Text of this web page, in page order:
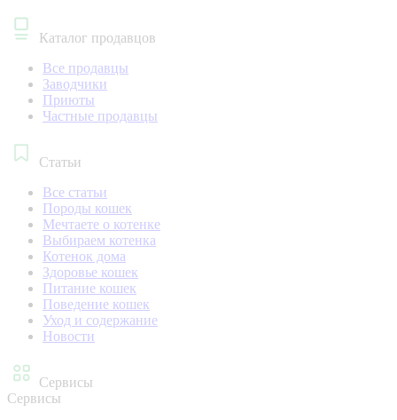
Каталог продавцов
Все продавцы
Заводчики
Приюты
Частные продавцы
Статьи
Все статьи
Породы кошек
Мечтаете о котенке
Выбираем котенка
Котенок дома
Здоровье кошек
Питание кошек
Поведение кошек
Уход и содержание
Новости
Сервисы
Сервисы